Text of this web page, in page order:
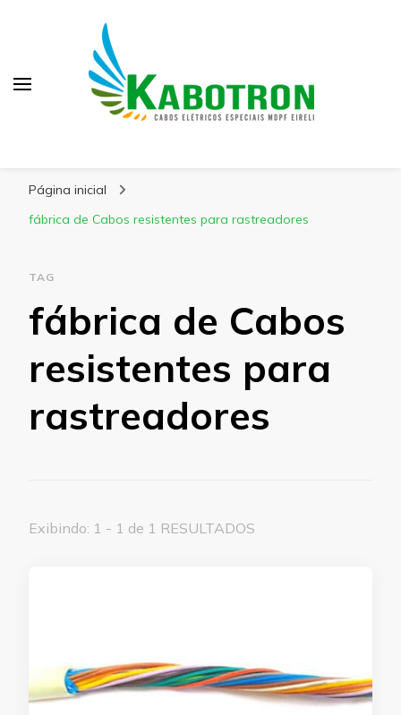
Página inicial
fábrica de Cabos resistentes para rastreadores
TAG
fábrica de Cabos
resistentes para
rastreadores
Exibindo: 1 - 1 de 1 RESULTADOS